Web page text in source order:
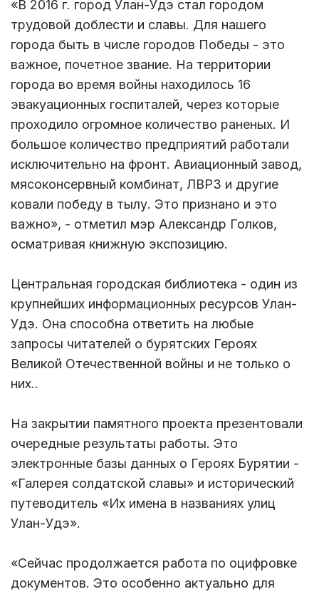
«В 2016 г. город Улан-Удэ стал городом
трудовой доблести и славы. Для нашего
города быть в числе городов Победы - это
важное, почетное звание. На территории
города во время войны находилось 16
эвакуационных госпиталей, через которые
проходило огромное количество раненых. И
большое количество предприятий работали
исключительно на фронт. Авиационный завод,
мясоконсервный комбинат, ЛВРЗ и другие
ковали победу в тылу. Это признано и это
важно», - отметил мэр Александр Голков,
осматривая книжную экспозицию.
Центральная городская библиотека - один из
крупнейших информационных ресурсов Улан-
Удэ. Она способна ответить на любые
запросы читателей о бурятских Героях
Великой Отечественной войны и не только о
них..
На закрытии памятного проекта презентовали
очередные результаты работы. Это
электронные базы данных о Героях Бурятии -
«Галерея солдатской славы» и исторический
путеводитель «Их имена в названиях улиц
Улан-Удэ».
«Сейчас продолжается работа по оцифровке
документов. Это особенно актуально для